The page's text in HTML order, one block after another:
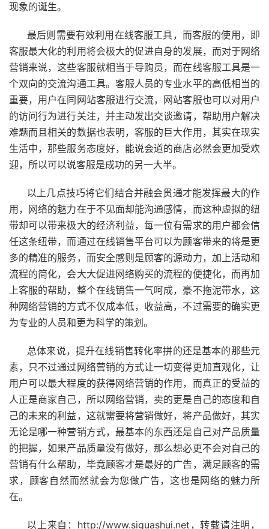
现象的诞生。
最后则需要有效利用在线客服工具，而客服的使用，即
客服最大化的利用将会极大的促进自身的发展，而对于网络
营销来说，这些客服就相当于导购员，而在线客服工具是一
个双向的交流沟通工具。客服人员的专业水平的高低相当的
重要，用户在同网站客服进行交流，网站客服也可以对用户
的访问行为进行关注，并主动发出交谈邀请，帮助用户解决
难题而且相关的数据也表明，客服的巨大作用，其实在现实
生活中，那些服务态度好，能说会道的商店必然会更加受欢
迎，所以可以说客服是成功的另一大半。
以上几点技巧将它们结合并融会贯通才能发挥最大的作
用，网络的魅力在于不见面却能沟通感情，而这种虚拟的纽
带却可以带来极大的经济利益，每一位有需求的用户都会信
任这条纽带，而通过在线销售平台可以为顾客带来的将是更
多的精准的服务，而安全感则是顾客的源动力，加上活动和
流程的简化，会大大促进网络购买的流程的便捷化，而再加
上客服的帮助，整个在线销售一气呵成，豪不拖泥带水，这
种网络营销的方式不仅成本低，收益高，不过需要的确实更
为专业的人员和更为科学的策划。
总体来说，提升在线销售转化率拼的还是基本的那些元
素，只不过通过网络营销的方式让一切变得更加直观化，让
用户可以最大程度的获得网络营销的作用，而真正的受益的
人正是商家自己，所以网络营销，卖的更是自己的态度和自
己的未来的利益，这就需要将营销做好，将产品做好，其实
无论是哪一种营销方式，最基本的东西还是自己对产品质量
的把握，如果产品质量没有做好，那么想必更不会对自己的
营销有什么帮助，毕竟顾客才是最好的广告，满足顾客的需
求，顾客自然而然就会为您做广告，这也是网络的魅力所
在。
以上来自：http://www.siguashui.net，转载请注明，